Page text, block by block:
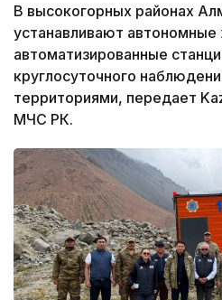
В высокогорных районах
устанавливают
автоматизированные
круглосуточного
территориями, передает
МЧС РК.